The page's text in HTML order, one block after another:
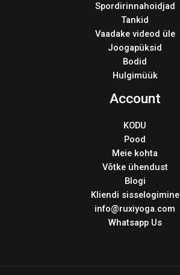
Spordirinnahoidjad
Tankid
Vaadake videod üle
Joogapüksid
Bodid
Hulgimüük
Account
KODU
Pood
Meie kohta
Võtke ühendust
Blogi
Kliendi sisselogimine
info@ruxiyoga.com
Whatsapp Us